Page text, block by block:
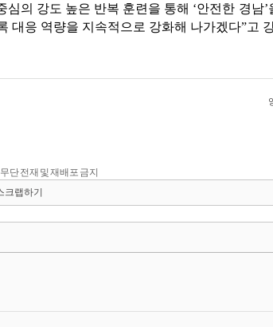
전재 및 재배포 금지
크랩하기